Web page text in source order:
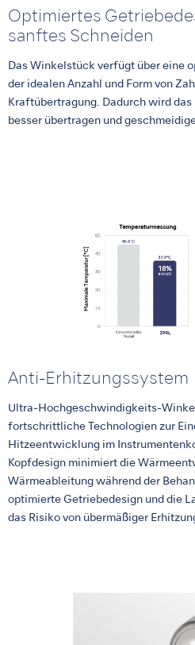
Optimiertes
sanftes Schneiden
Das Winkelstück verfügt über eine
der idealen Anzahl und Form von
Kraftübertragung. Dadurch wird
besser übertragen und
Anti-Erhitzungssystem
Ultra-Hochgeschwindigkeits-
fortschrittliche Technologien zur
Hitzeentwicklung im
Kopfdesign minimiert die
Wärmeableitung während der
optimierte Getriebedesign und die
das Risiko von übermäßiger